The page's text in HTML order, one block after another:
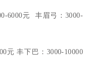
6000元 丰眉弓：3000-
元 丰下巴：3000-10000